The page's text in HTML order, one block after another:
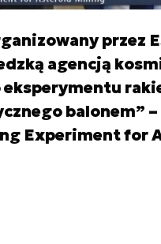
przez
agencją
eksperymentu
balonem”
Experiment for